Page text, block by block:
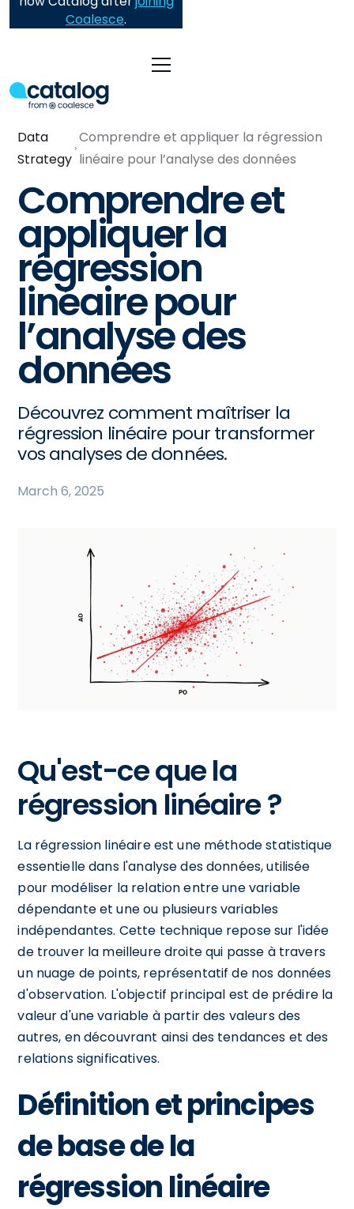
Coalesce.
Data
Strategy
Comprendre et appliquer la régression
linéaire pour l’analyse des données
Comprendre et
appliquer la
régression
linéaire pour
l’analyse des
données
Découvrez comment maîtriser la
régression linéaire pour transformer
vos analyses de données.
March 6, 2025
Qu'est-ce que la
régression linéaire ?
La régression linéaire est une méthode statistique
essentielle dans l'analyse des données, utilisée
pour modéliser la relation entre une variable
dépendante et une ou plusieurs variables
indépendantes. Cette technique repose sur l'idée
de trouver la meilleure droite qui passe à travers
un nuage de points, représentatif de nos données
d'observation. L'objectif principal est de prédire la
valeur d'une variable à partir des valeurs des
autres, en découvrant ainsi des tendances et des
relations significatives.
Définition et principes
de base de la
régression linéaire